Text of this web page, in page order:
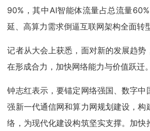
90%，其中AI智能体流量占总流量
延、高算力需求倒逼互联网架构全面转
记者从大会上获悉，面对新的发展趋势
在形成合力，加快网络能力与价值跃迁。
钟志红表示，要锚定网络强国、数字中
强新一代通信网和算力网规划建设，构
络，为现代化建设构筑坚实支撑。加快